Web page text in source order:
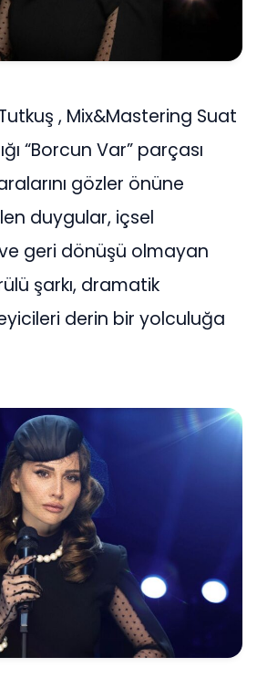
, Mix&Mastering Suat
“Borcun Var” parçası
gözler önüne
duygular, içsel
geri dönüşü olmayan
şarkı, dramatik
derin bir yolculuğa